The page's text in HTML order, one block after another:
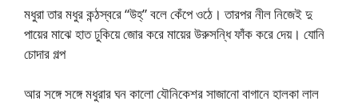
মধুরা তার মধুর কন্ঠস্বরে “উহ্” বলে কেঁপে ওঠে। তারপর নীল নিজেই দু
পায়ের মাঝে হাত ঢুকিয়ে জোর করে মায়ের উরুসন্ধি ফাঁক করে দেয়। যোনি
চোদার গল্প
আর সঙ্গে সঙ্গে মধুরার ঘন কালো যৌনিকেশর সাজানো বাগানে হালকা লাল